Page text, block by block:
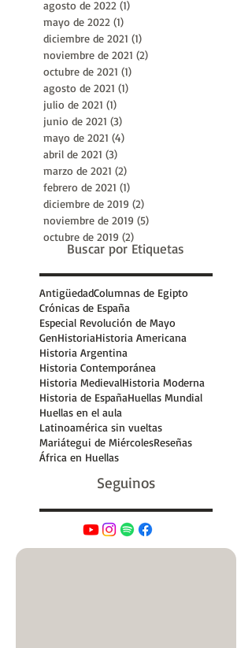
marzo de 2023 (12)
febrero de 2023 (5)
diciembre de 2022 (3)
noviembre de 2022 (5)
agosto de 2022 (1)1 entrada
mayo de 2022 (1)1 entrada
diciembre de 2021
noviembre de 2021
octubre de 2021 (1)
agosto de 2021
julio de 2021 (1)1 entrada
junio de 2021 (3)3 entradas
mayo de 2021 (4)4 entradas
abril de 2021 (3)3 entradas
marzo de 2021 (2)2 entradas
febrero de 2021 (1) 1 entrada
diciembre de 2019 (2)2 entradas
noviembre de 2019 (5)5 entradas
octubre de 2019 (2)
Buscar por Etiquetas
AntigüedadColumnas de Egipto
Crónicas de España
Especial Revolución de Mayo
GenHistoria
Historia Americana
Historia Argentina
Historia Contemporánea
Historia Medieval
Historia Moderna
Historia de España
Huellas en el aula
Latinoamérica sin vueltas
Mariátegui de MiércolesReseñas
África en Huellas
Seguinos